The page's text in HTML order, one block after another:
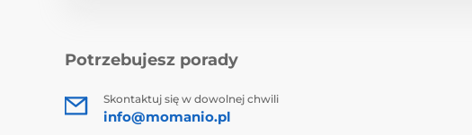
Potrzebujesz porady
Skontaktuj się w dowolnej chwili
info@momanio.pl